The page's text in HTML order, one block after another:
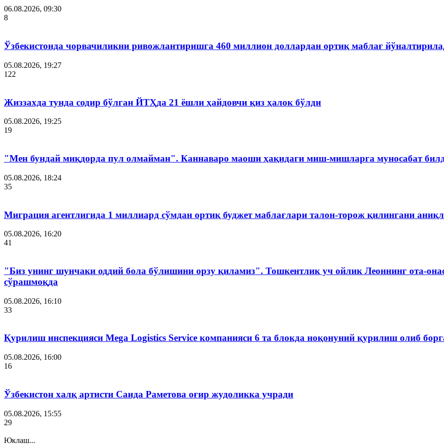
06.08.2026, 09:30
8
Ўзбекистонда чорвачиликни ривожлантиришга 460 миллион доллардан ортиқ маблағ
05.08.2026, 19:27
122
Жиззахда тунда содир бўлган ЙТҲда 21 ёшли ҳайдовчи қиз ҳалок бўлди
05.08.2026, 19:25
19
"Мен бундай миқдорда пул олмайман". Каннаваро маоши ҳақидаги миш-мишларга муносабат
05.08.2026, 18:24
35
Миграция агентлигида 1 миллиард сўмдан ортиқ буджет маблағлари талон-торож қилингани
05.08.2026, 16:20
41
"Биз унинг шунчаки оддий бола бўлишини орзу қиламиз". Тошкентлик уч ойлик Леоннинг ота-
сўрашмоқда
05.08.2026, 16:10
33
Қурилиш инспекцияси Мega Logistics Service компанияси 6 та блокда ноқонуний қурилиш олиб
05.08.2026, 16:00
16
Ўзбекистон халқ артисти Саида Раметова оғир жудоликка учради
05.08.2026, 15:55
29
Юклаш...